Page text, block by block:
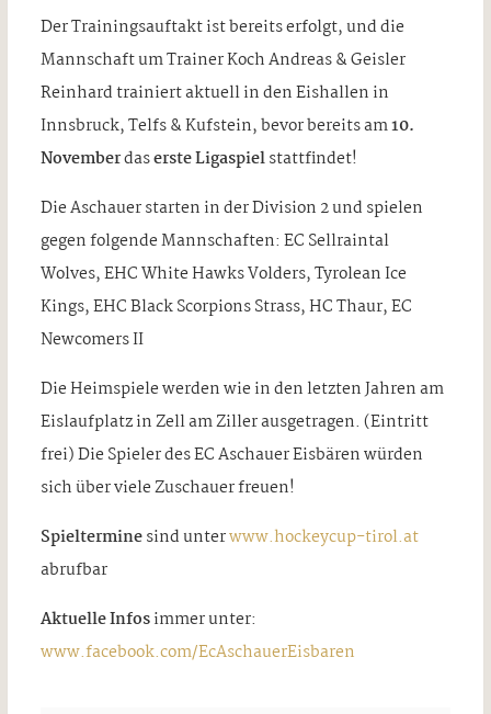
Der Trainingsauftakt ist bereits erfolgt, und die
Mannschaft um Trainer Koch Andreas & Geisler
Reinhard trainiert aktuell in den Eishallen in
Innsbruck, Telfs & Kufstein, bevor bereits am10.
Novemberdaserste Ligaspielstattfindet!
Die Aschauer starten in der Division 2 und spielen
gegen folgende Mannschaften: EC Sellraintal
Wolves, EHC White Hawks Volders, Tyrolean Ice
Kings, EHC Black Scorpions Strass, HC Thaur, EC
Newcomers II
Die Heimspiele werden wie in den letzten Jahren am
Eislaufplatz in Zell am Ziller ausgetragen. (Eintritt
frei) Die Spieler des EC Aschauer Eisbären würden
sich über viele Zuschauer freuen!
Spielterminesind unterwww.hockeycup-tirol.at
abrufbar
Aktuelle Infosimmer unter:
www.facebook.com/EcAschauerEisbaren